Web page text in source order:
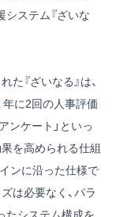
ステム『ざいな
『ざいなる』は、
年に2回の人事評価
ンケート」といっ
を高められる仕組
ンに沿った仕様で
は必要なく、パラ